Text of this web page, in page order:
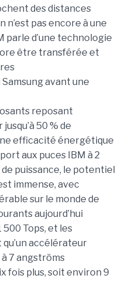
des distances
n’est pas encore à une
parle d’une technologie
être transférée et
avant une
reposant
50 % de
efficacité énergétique
aux puces IBM à 2
de puissance, le potentiel
immense, avec
sur le monde de
aujourd’hui
Tops, et les
accélérateur
7 angströms
fois plus, soit environ 9